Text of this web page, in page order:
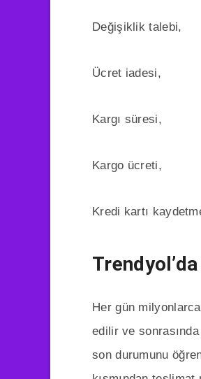
Değişiklik talebi,
Ücret iadesi,
Kargı süresi,
Kargo ücreti,
Kredi kartı
Her gün
edilir ve
son durumunu